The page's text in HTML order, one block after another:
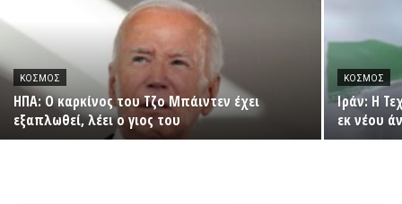
ΚΌΣΜΟΣ
ΗΠΑ: Ο καρκίνος του Τζο Μπάιντεν έχει
εξαπλωθεί, λέει ο γιος του
ΚΌΣΜΟΣ
Ιράν: Η
εκ νέου